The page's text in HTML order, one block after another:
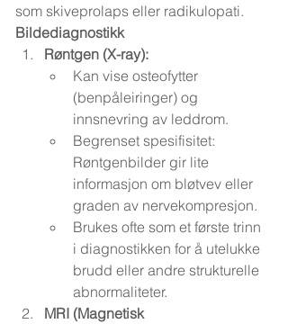
som skiveprolaps eller radikulopati.
Bildediagnostikk
Røntgen (X-ray):
Kan vise osteofytter
(benpåleiringer) og
innsnevring av leddrom.
Begrenset spesifisitet:
Røntgenbilder gir lite
informasjon om bløtvev eller
graden av nervekompresjon.
Brukes ofte som et første trinn
i diagnostikken for å utelukke
brudd eller andre strukturelle
abnormaliteter.
MRI (Magnetisk